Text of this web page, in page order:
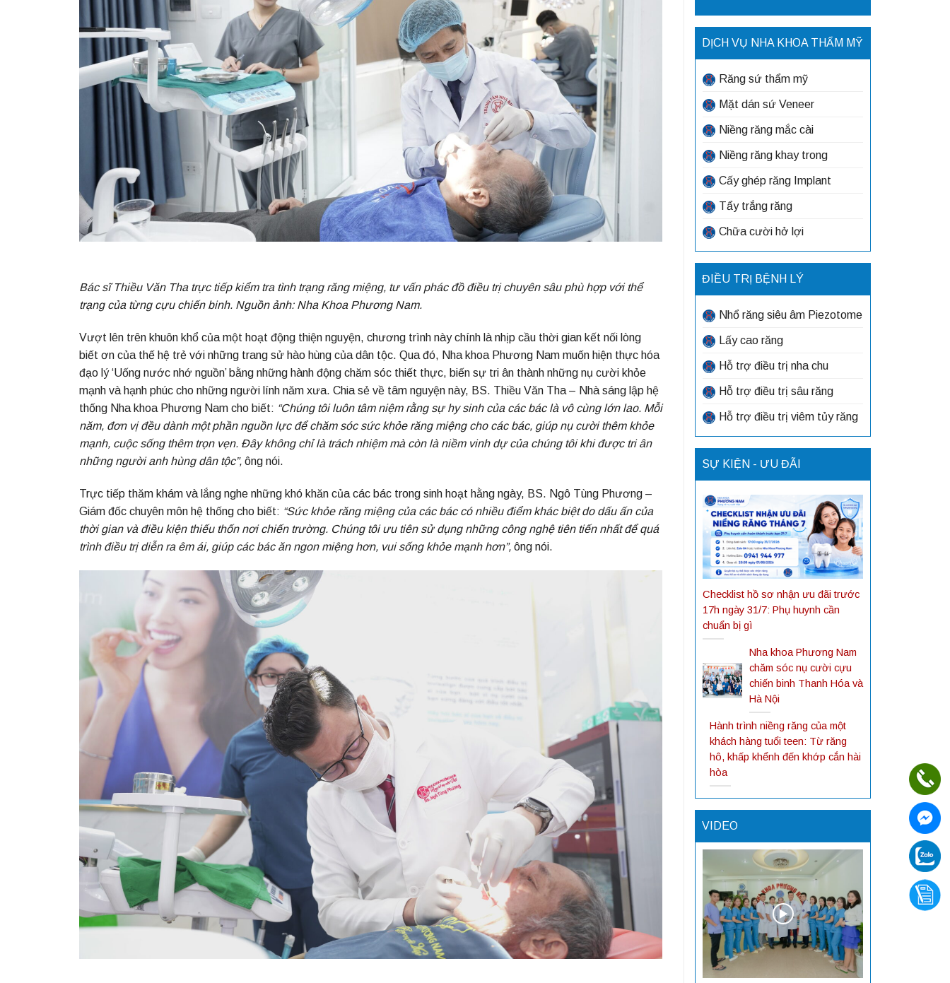
Bác sĩ Thiều Văn Tha trực tiếp kiểm tra tình trạng răng miệng, tư vấn phác đồ điều trị chuyên sâu phù hợp với thể
trạng của từng cựu chiến binh. Nguồn ảnh: Nha Khoa Phương Nam.
Vượt lên trên khuôn khổ của một hoạt động thiện nguyện, chương trình này chính là nhịp cầu thời gian kết nối lòng
biết ơn của thế hệ trẻ với những trang sử hào hùng của dân tộc. Qua đó, Nha khoa Phương Nam muốn hiện thực hóa
đạo lý ‘Uống nước nhớ nguồn’ bằng những hành động chăm sóc thiết thực, biến sự tri ân thành những nụ cười khỏe
mạnh và hạnh phúc cho những người lính năm xưa. Chia sẻ về tâm nguyện này, BS. Thiều Văn Tha – Nhà sáng lập hệ
thống Nha khoa Phương Nam cho biết: “Chúng tôi luôn tâm niệm rằng sự hy sinh của các bác là vô cùng lớn lao. Mỗi
năm, đơn vị đều dành một phần nguồn lực để chăm sóc sức khỏe răng miệng cho các bác, giúp nụ cười thêm khỏe
mạnh, cuộc sống thêm trọn vẹn. Đây không chỉ là trách nhiệm mà còn là niềm vinh dự của chúng tôi khi được tri ân
những người anh hùng dân tộc”, ông nói.
Trực tiếp thăm khám và lắng nghe những khó khăn của các bác trong sinh hoạt hằng ngày, BS. Ngô Tùng Phương –
Giám đốc chuyên môn hệ thống cho biết: “Sức khỏe răng miệng của các bác có nhiều điểm khác biệt do dấu ấn của
thời gian và điều kiện thiếu thốn nơi chiến trường. Chúng tôi ưu tiên sử dụng những công nghệ tiên tiến nhất để quá
trình điều trị diễn ra êm ái, giúp các bác ăn ngon miệng hơn, vui sống khỏe mạnh hơn”, ông nói.
DỊCH VỤ NHA KHOA THẨM MỸ
Răng sứ thẩm mỹ
Mặt dán sứ Veneer
Niềng răng mắc cài
Niềng răng khay trong
Cấy ghép răng Implant
Tẩy trắng răng
Chữa cười hở lợi
ĐIỀU TRỊ BỆNH LÝ
Nhổ răng siêu âm Piezotome
Lấy cao răng
Hỗ trợ điều trị nha chu
Hỗ trợ điều trị sâu răng
Hỗ trợ điều trị viêm tủy răng
SỰ KIỆN - ƯU ĐÃI
Checklist hồ sơ nhận ưu đãi trước
17h ngày 31/7: Phụ huynh cần
chuẩn bị gì
Nha khoa Phương Nam
chăm sóc nụ cười cựu
chiến binh Thanh Hóa và
Hà Nội
Hành trình niềng răng của một
khách hàng tuổi teen: Từ răng
hô, khấp khểnh đến khớp cắn hài
hòa
VIDEO